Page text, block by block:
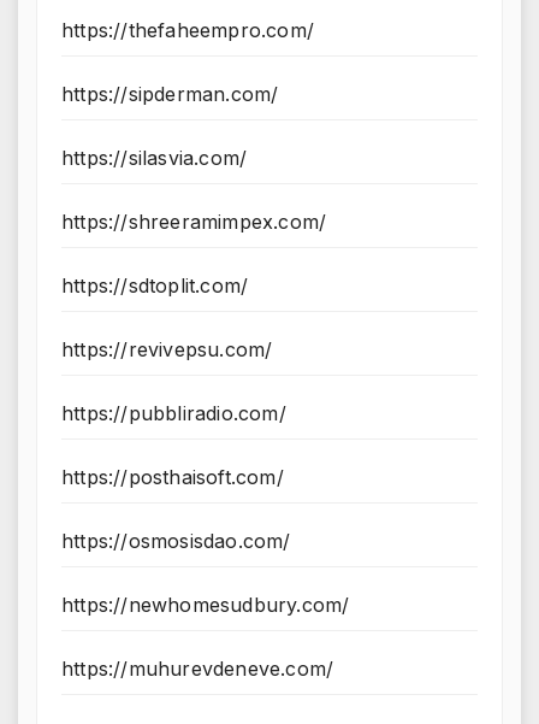
https://thefaheempro.com/
https://sipderman.com/
https://silasvia.com/
https://shreeramimpex.com/
https://sdtoplit.com/
https://revivepsu.com/
https://pubbliradio.com/
https://posthaisoft.com/
https://osmosisdao.com/
https://newhomesudbury.com/
https://muhurevdeneve.com/